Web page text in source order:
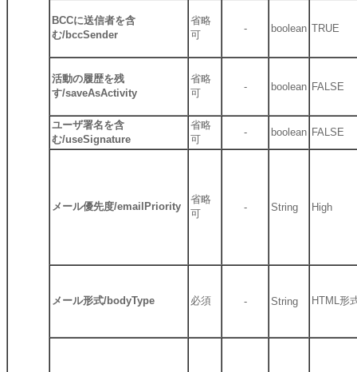
BCCに送信者を含
む/bccSender
省略
可
- boolean TRUE
活動の履歴を残
す/saveAsActivity
省略
可
- boolean FALSE
ユーザ署名を含
む/useSignature
省略
可
- boolean FALSE
メール優先度/emailPriority
省略
可
- String High
メール形式/bodyType 必須 - String HTML形